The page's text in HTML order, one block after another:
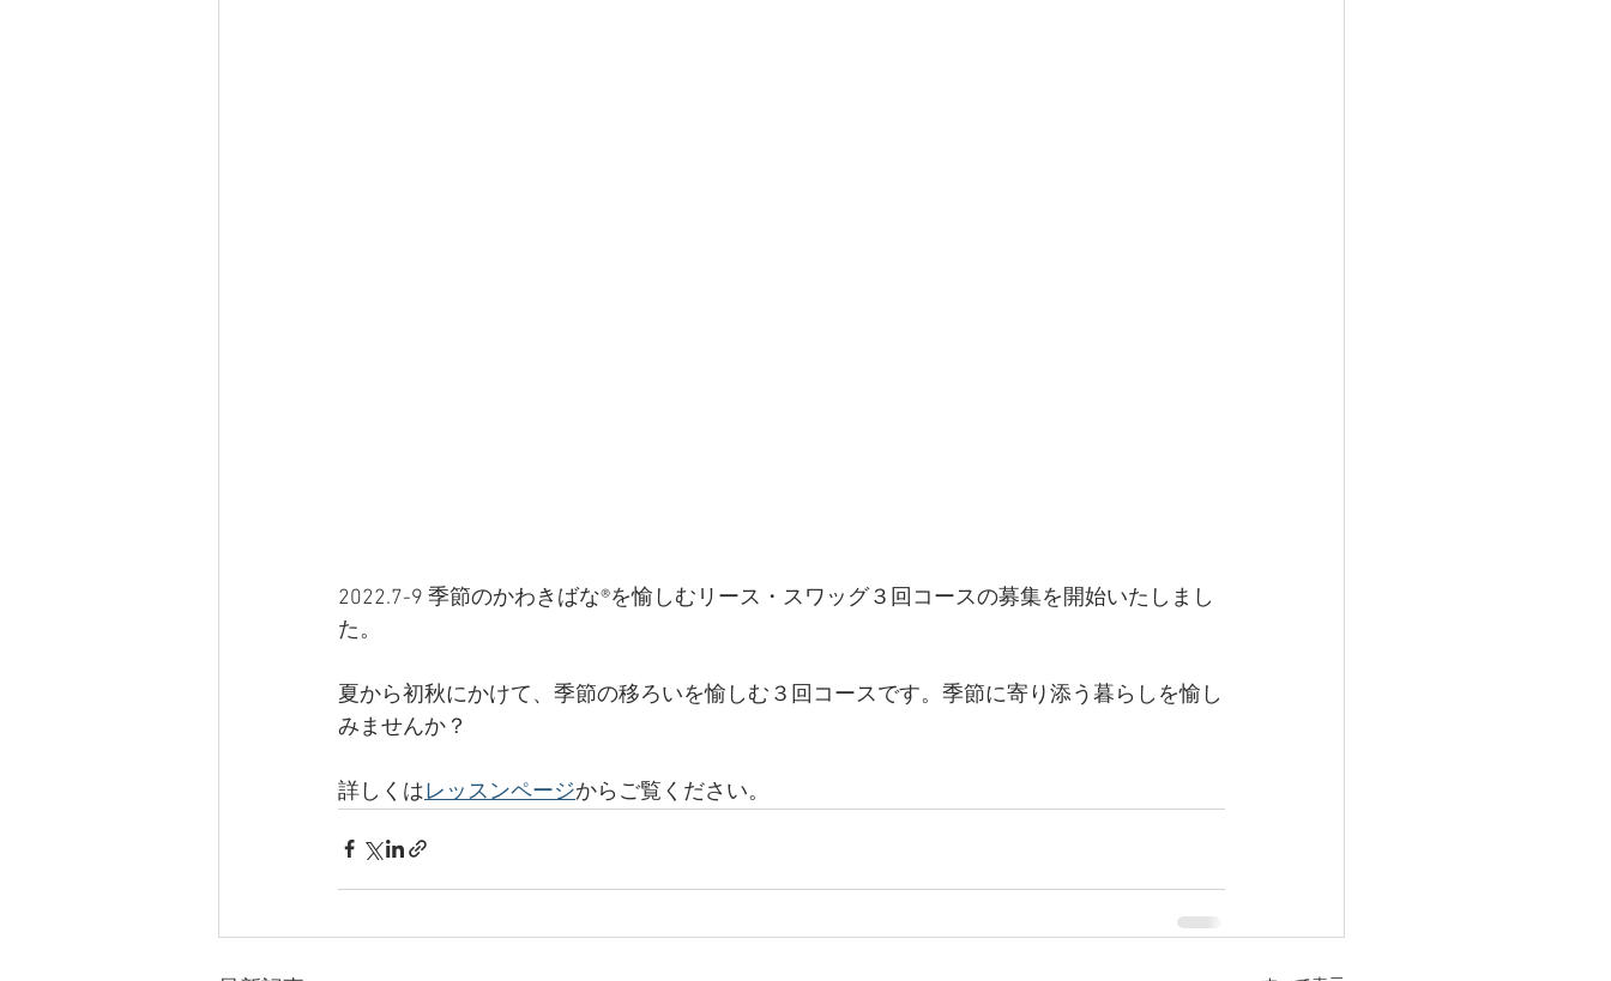
2022.7-9 季節のかわきばな®︎を愉しむリース・スワッグ３回コースの募集を開始いたしまし
た。
夏から初秋にかけて、季節の移ろいを愉しむ３回コースです。季節に寄り添う暮らしを愉し
みませんか？
詳しくはレッスンページからご覧ください。